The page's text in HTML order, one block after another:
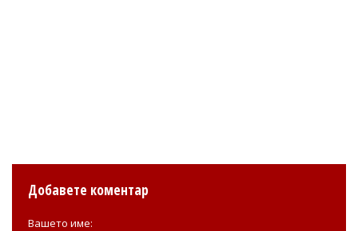
Добавете коментар
Вашето име: